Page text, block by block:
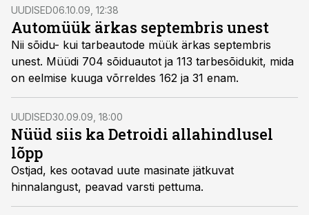
UUDISED06.10.09, 12:38
Automüük ärkas septembris unest
Nii sõidu- kui tarbeautode müük ärkas septembris
unest. Müüdi 704 sõiduautot ja 113 tarbesõidukit, mida
on eelmise kuuga võrreldes 162 ja 31 enam.
UUDISED30.09.09, 18:00
Nüüd siis ka Detroidi allahindlusel
lõpp
Ostjad, kes ootavad uute masinate jätkuvat
hinnalangust, peavad varsti pettuma.